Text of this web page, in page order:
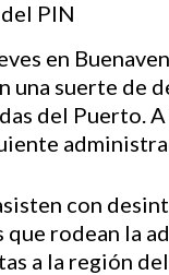
en
una suerte de
del Puerto.
con
que rodean la
a la región